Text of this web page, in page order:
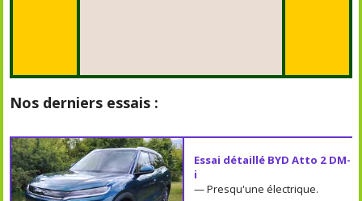
Nos derniers essais :
Essai détaillé BYD Atto 2 DM-
i
— Presqu'une électrique.